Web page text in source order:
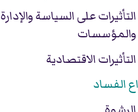
التأثيرات على السياسة والإدارة
والمؤسسات
التأثيرات الاقتصادية
الفساد